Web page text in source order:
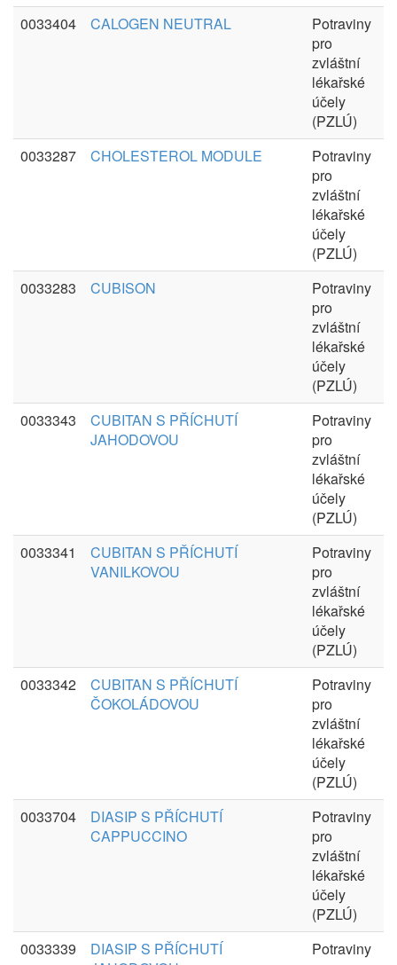
0033404
CALOGEN NEUTRAL
Potraviny
pro
zvláštní
lékařské
účely
(PZLÚ)
0033287
CHOLESTEROL MODULE
Potraviny
pro
zvláštní
lékařské
účely
(PZLÚ)
0033283
CUBISON
Potraviny
pro
zvláštní
lékařské
účely
(PZLÚ)
0033343
CUBITAN S PŘÍCHUTÍ
JAHODOVOU
Potraviny
pro
zvláštní
lékařské
účely
(PZLÚ)
0033341
CUBITAN S PŘÍCHUTÍ
VANILKOVOU
Potraviny
pro
zvláštní
lékařské
účely
(PZLÚ)
0033342
CUBITAN S PŘÍCHUTÍ
ČOKOLÁDOVOU
Potraviny
pro
zvláštní
lékařské
účely
(PZLÚ)
0033704
DIASIP S PŘÍCHUTÍ
CAPPUCCINO
Potraviny
pro
zvláštní
lékařské
účely
(PZLÚ)
0033339
DIASIP S PŘÍCHUTÍ
Potraviny